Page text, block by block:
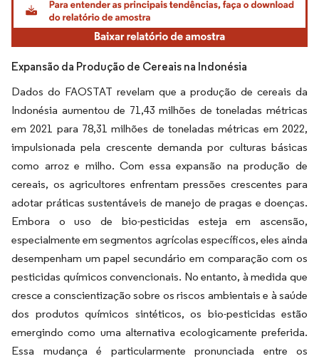
Expansão da Produção de Cereais na Indonésia
Dados do FAOSTAT revelam que a produção de cereais da
Indonésia aumentou de 71,43 milhões de toneladas métricas
em 2021 para 78,31 milhões de toneladas métricas em 2022,
impulsionada pela crescente demanda por culturas básicas
como arroz e milho. Com essa expansão na produção de
cereais, os agricultores enfrentam pressões crescentes para
adotar práticas sustentáveis de manejo de pragas e doenças.
Embora o uso de bio-pesticidas esteja em ascensão,
especialmente em segmentos agrícolas específicos, eles ainda
desempenham um papel secundário em comparação com os
pesticidas químicos convencionais. No entanto, à medida que
cresce a conscientização sobre os riscos ambientais e à saúde
dos produtos químicos sintéticos, os bio-pesticidas estão
emergindo como uma alternativa ecologicamente preferida.
Essa mudança é particularmente pronunciada entre os